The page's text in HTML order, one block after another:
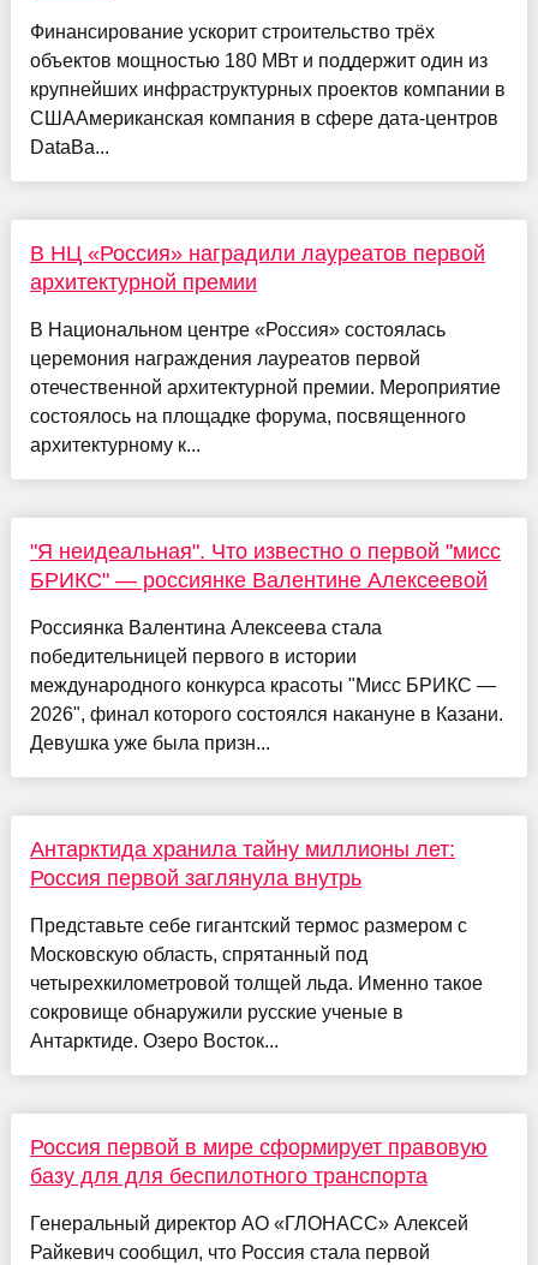
Финансирование ускорит строительство трёх
объектов мощностью 180 МВт и поддержит один из
крупнейших инфраструктурных проектов компании в
СШААмериканская компания в сфере дата-центров
DataBa...
В НЦ «Россия» наградили лауреатов первой
архитектурной премии
В Национальном центре «Россия» состоялась
церемония награждения лауреатов первой
отечественной архитектурной премии. Мероприятие
состоялось на площадке форума, посвященного
архитектурному к...
"Я неидеальная". Что известно о первой "мисс
БРИКС" — россиянке Валентине Алексеевой
Россиянка Валентина Алексеева стала
победительницей первого в истории
международного конкурса красоты "Мисс БРИКС —
2026", финал которого состоялся накануне в Казани.
Девушка уже была призн...
Антарктида хранила тайну миллионы лет:
Россия первой заглянула внутрь
Представьте себе гигантский термос размером с
Московскую область, спрятанный под
четырехкилометровой толщей льда. Именно такое
сокровище обнаружили русские ученые в
Антарктиде. Озеро Восток...
Россия первой в мире сформирует правовую
базу для для беспилотного транспорта
Генеральный директор АО «ГЛОНАСС» Алексей
Райкевич сообщил, что Россия стала первой